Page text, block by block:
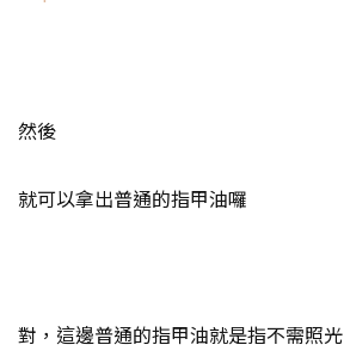
然後
就可以拿出普通的指甲油囉
對，這邊普通的指甲油就是指不需照光